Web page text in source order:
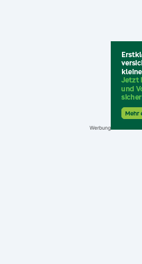
Werbung